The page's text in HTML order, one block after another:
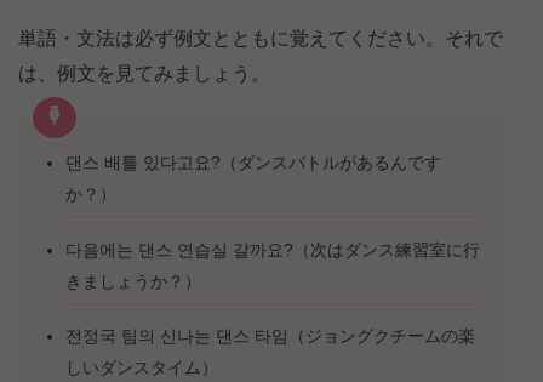
単語・文法は必ず例文とともに覚えてください。それで
は、例文を見てみましょう。
댄스 배틀 있다고요?（ダンスバトルがあるんです
か？）
다음에는 댄스 연습실 갈까요?（次はダンス練習室に行
きましょうか？）
전정국 팀의 신나는 댄스 타임（ジョングクチームの楽
しいダンスタイム）